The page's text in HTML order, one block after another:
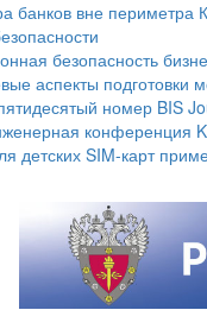
банков вне периметра
безопасность
аспекты подготовки
номер BIS
конференция
SIM-карт